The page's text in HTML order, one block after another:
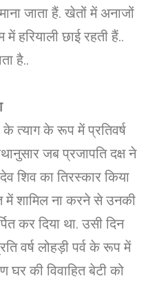
जाता हैं. खेतों में अनाजों
हरियाली छाई रहती हैं..
है..
त्याग के रूप में प्रतिवर्ष
जब प्रजापति दक्ष ने
शिव का तिरस्कार किया
में शामिल ना करने से उनकी
कर दिया था. उसी दिन
वर्ष लोहड़ी पर्व के रूप में
घर की विवाहित बेटी को